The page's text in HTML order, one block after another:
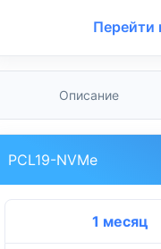
Перейти
Описание
PCL19-NVMe
1 месяц